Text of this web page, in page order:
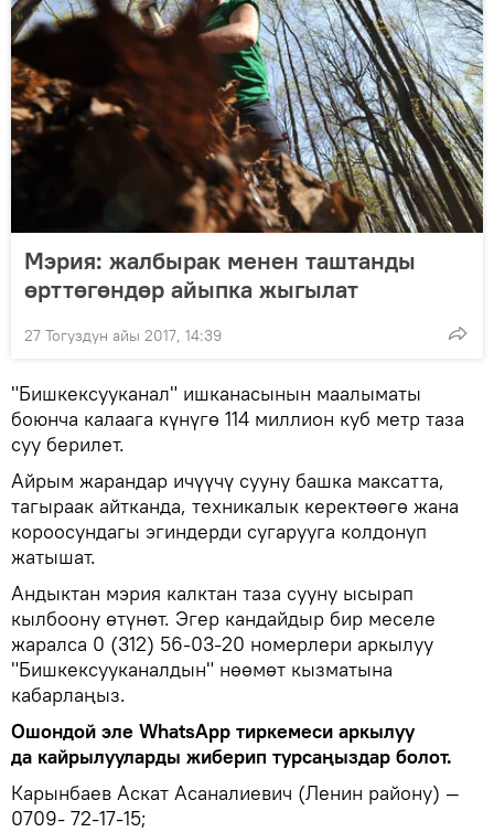
Мэрия: жалбырак менен таштанды
өрттөгөндөр айыпка жыгылат
27 Тогуздун айы 2017, 14:39
"Бишкексууканал" ишканасынын маалыматы
боюнча калаага күнүгө 114 миллион куб метр таза
суу берилет.
Айрым жарандар ичүүчү сууну башка максатта,
тагыраак айтканда, техникалык керектөөгө жана
короосундагы эгиндерди сугарууга колдонуп
жатышат.
Андыктан мэрия калктан таза сууну ысырап
кылбоону өтүнөт. Эгер кандайдыр бир меселе
жаралса 0 (312) 56-03-20 номерлери аркылуу
"Бишкексууканалдын" нөөмөт кызматына
кабарлаңыз.
Ошондой эле WhatsApp тиркемеси аркылуу
да кайрылууларды жиберип турсаңыздар болот.
Карынбаев Аскат Асаналиевич (Ленин району) —
0709- 72-17-15;